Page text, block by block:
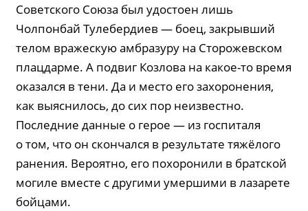
Советского Союза был удостоен лишь
Чолпонбай Тулебердиев — боец, закрывший
телом вражескую амбразуру на Сторожевском
плацдарме. А подвиг Козлова на какое-то время
оказался в тени. Да и место его захоронения,
как выяснилось, до сих пор неизвестно.
Последние данные о герое — из госпиталя
о том, что он скончался в результате тяжёлого
ранения. Вероятно, его похоронили в братской
могиле вместе с другими умершими в лазарете
бойцами.